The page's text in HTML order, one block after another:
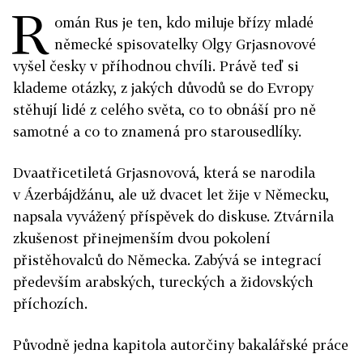
R omán Rus je ten, kdo miluje břízy mladé
německé spisovatelky Olgy Grjasnovové
vyšel česky v příhodnou chvíli. Právě teď si
klademe otázky, z jakých důvodů se do Evropy
stěhují lidé z celého světa, co to obnáší pro ně
samotné a co to znamená pro starousedlíky.
Dvaatřicetiletá Grjasnovová, která se narodila
v Ázerbájdžánu, ale už dvacet let žije v Německu,
napsala vyvážený příspěvek do diskuse. Ztvárnila
zkušenost přinejmenším dvou pokolení
přistěhovalců do Německa. Zabývá se integrací
především arabských, tureckých a židovských
příchozích.
Původně jedna kapitola autorčiny bakalářské práce